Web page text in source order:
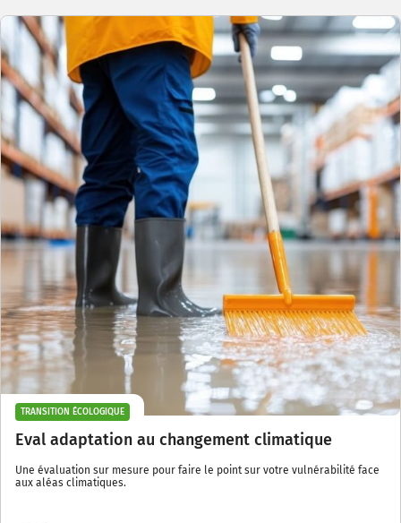
TRANSITION ÉCOLOGIQUE
Eval adaptation au changement climatique
Une évaluation sur mesure pour faire le point sur votre vulnérabilité face
aux aléas climatiques.